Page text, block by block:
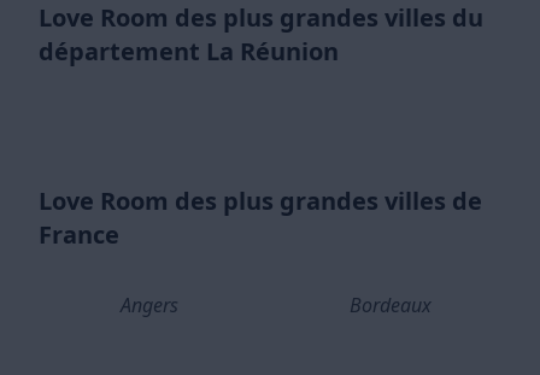
Love Room des plus grandes villes du
département La Réunion
Love Room des plus grandes villes de
France
Angers Bordeaux